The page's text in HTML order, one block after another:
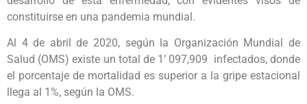
constituirse en una pandemia mundial.
Al 4 de abril de 2020, según la Organización Mundial de
Salud (OMS) existe un total de 1’ 097,909 infectados, donde
el porcentaje de mortalidad es superior a la gripe estacional
llega al 1%, según la OMS.